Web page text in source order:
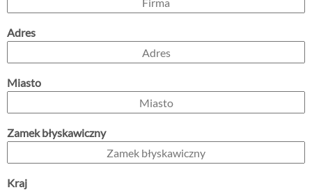
Adres
Miasto
Zamek błyskawiczny
Kraj